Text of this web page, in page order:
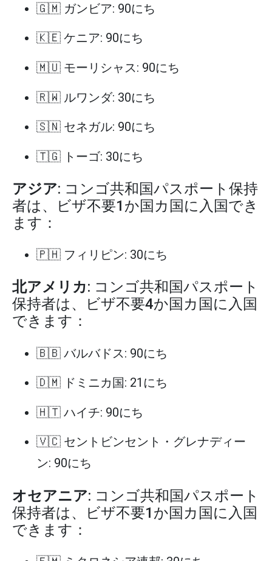
🇬🇲 ガンビア: 90にち
🇰🇪 ケニア: 90にち
🇲🇺 モーリシャス: 90にち
🇷🇼 ルワンダ: 30にち
🇸🇳 セネガル: 90にち
🇹🇬 トーゴ: 30にち
アジア: コンゴ共和国パスポート保持
者は、ビザ不要1か国カ国に入国でき
ます：
🇵🇭 フィリピン: 30にち
北アメリカ: コンゴ共和国パスポート
保持者は、ビザ不要4か国カ国に入国
できます：
🇧🇧 バルバドス: 90にち
🇩🇲 ドミニカ国: 21にち
🇭🇹 ハイチ: 90にち
🇻🇨 セントビンセント・グレナディー
ン: 90にち
オセアニア: コンゴ共和国パスポート
保持者は、ビザ不要1か国カ国に入国
できます：